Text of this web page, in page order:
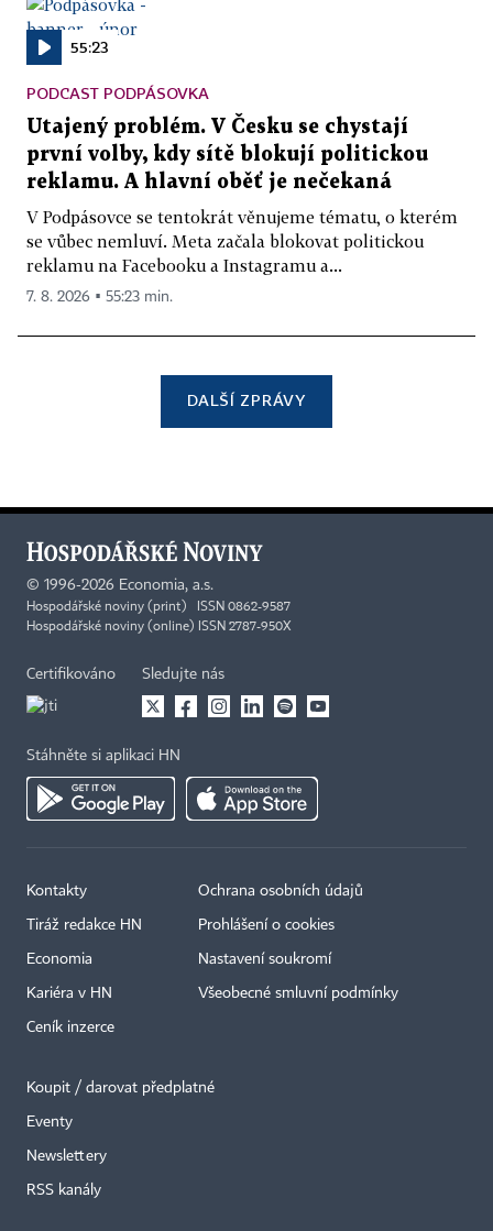
55:23
PODCAST PODPÁSOVKA
Utajený problém. V Česku se chystají
první volby, kdy sítě blokují politickou
reklamu. A hlavní oběť je nečekaná
V Podpásovce se tentokrát věnujeme tématu, o kterém
se vůbec nemluví. Meta začala blokovat politickou
reklamu na Facebooku a Instagramu a...
7. 8. 2026 ▪ 55:23 min.
DALŠÍ ZPRÁVY
© 1996-2026 Economia, a.s.
Hospodářské noviny (print) ISSN 0862-9587
Hospodářské noviny (online) ISSN 2787-950X
Certifikováno Sledujte nás
Stáhněte si aplikaci HN
Kontakty
Tiráž redakce HN
Economia
Kariéra v HN
Ceník inzerce
Ochrana osobních údajů
Prohlášení o cookies
Nastavení soukromí
Všeobecné smluvní podmínky
Koupit / darovat předplatné
Eventy
Newslettery
RSS kanály